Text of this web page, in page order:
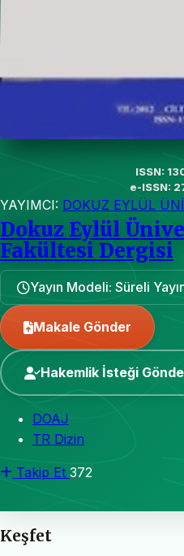
ISSN:
e-ISSN:
YAYIMCI: DOKUZ EYLÜL
Dokuz Eylül
Fakültesi Dergisi
Yayın Modeli: Süreli
Makale Gönder
Hakemlik İsteği
DOAJ
TR Dizin
Takip Et 372
Keşfet